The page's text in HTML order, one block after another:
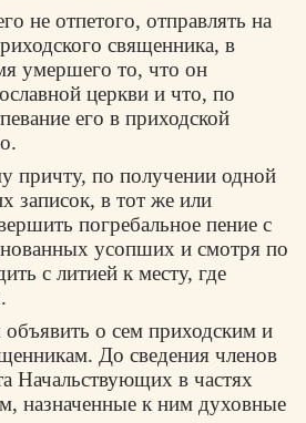
не отпетого, отправлять на
священника, в
умершего то, что он
церкви и что, по
его в приходской
причту, по получении одной
записок, в тот же или
погребальное пение с
усопших и смотря по
с литией к месту, где
о сем приходским и
До сведения членов
Начальствующих в частях
назначенные к ним духовные